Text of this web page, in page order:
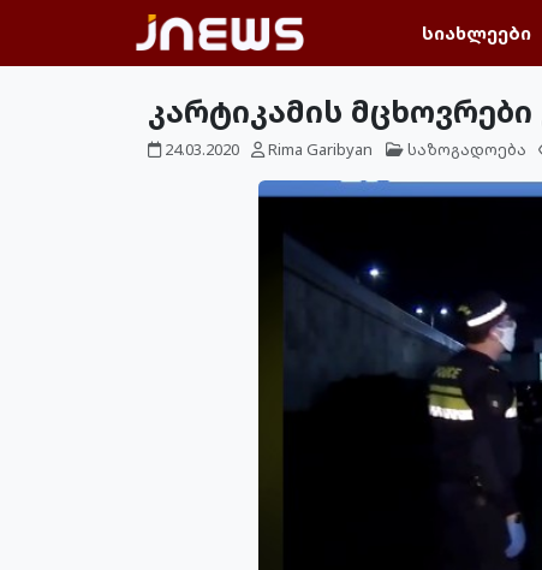
სიახლეები
კარტიკამის
24.03.2020 Rima Garibyan საზოგადოება